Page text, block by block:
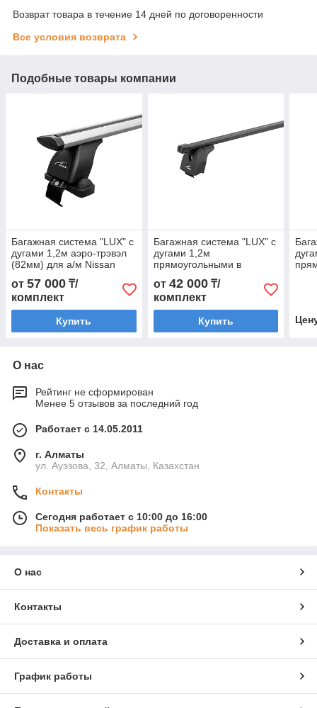
Возврат товара в течение 14 дней по договоренности
Все условия возврата
Подобные товары компании
Багажная система "LUX" с
дугами 1,2м аэро-трэвэл
(82мм) для а/м Nissan
Juke 2010-... г.в.
от 57 000 ₸/
комплект
Купить
Багажная система "LUX" с
дугами 1,2м
прямоугольными в
пластике для а/м Hyundai
Tucson (IX35) 2010-2015
г.в.
от 42 000₸/
комплект
Купить
О нас
Рейтинг не сформирован
Менее 5 отзывов за последний год
Работает с 14.05.2011
г. Алматы
ул. Ауэзова, 32, Алматы, Казахстан
Контакты
Сегодня работает с 10:00 до 16:00
Показать весь график работы
О нас
Контакты
Доставка и оплата
График работы